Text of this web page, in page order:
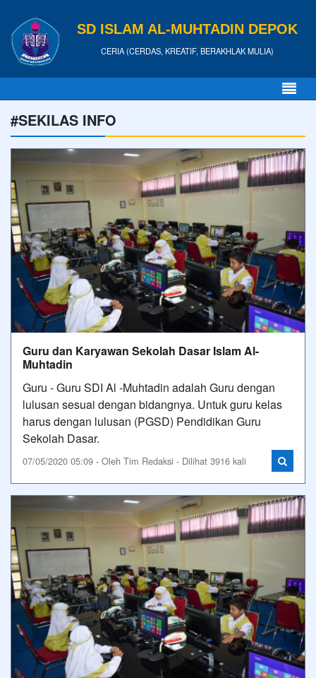
SD ISLAM AL-MUHTADIN DEPOK
CERIA (CERDAS, KREATIF, BERAKHLAK MULIA)
#SEKILAS INFO
Guru dan Karyawan Sekolah Dasar Islam Al-
Muhtadin
Guru - Guru SDI Al -Muhtadin adalah Guru dengan
lulusan sesuai dengan bidangnya. Untuk guru kelas
harus dengan lulusan (PGSD) Pendidikan Guru
Sekolah Dasar.
07/05/2020 05:09 - Oleh Tim Redaksi - Dilihat 3916 kali